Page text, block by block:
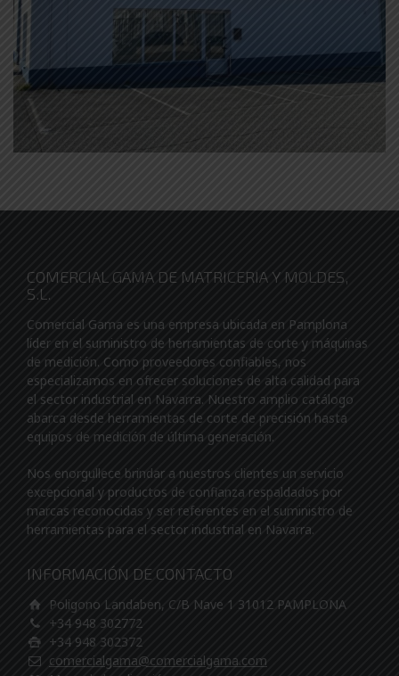
COMERCIAL GAMA DE MATRICERIA Y MOLDES,
S.L.
Comercial Gama es una empresa ubicada en Pamplona
líder en el suministro de herramientas de corte y máquinas
de medición. Como proveedores confiables, nos
especializamos en ofrecer soluciones de alta calidad para
el sector industrial en Navarra. Nuestro amplio catálogo
abarca desde herramientas de corte de precisión hasta
equipos de medición de última generación.
Nos enorgullece brindar a nuestros clientes un servicio
excepcional y productos de confianza respaldados por
marcas reconocidas y ser referentes en el suministro de
herramientas para el sector industrial en Navarra.
INFORMACIÓN DE CONTACTO
Poligono Landaben, C/B Nave 1 31012 PAMPLONA
+34 948 302772
+34 948 302372
comercialgama@comercialgama.com